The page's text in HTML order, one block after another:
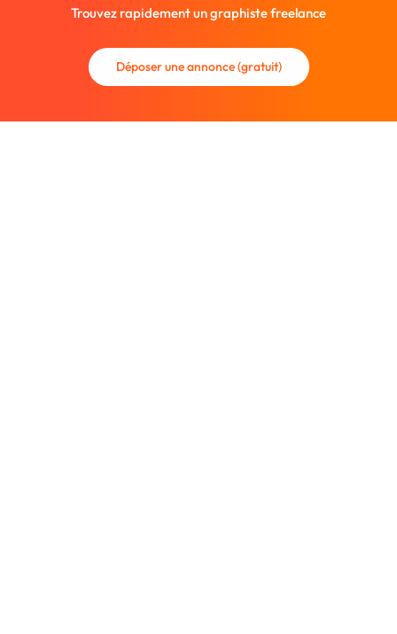
Trouvez rapidement un graphiste freelance
Déposer une annonce (gratuit)